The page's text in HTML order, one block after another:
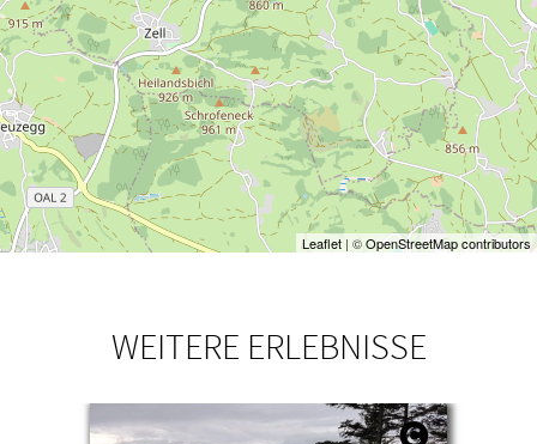
Leaflet | ©OpenStreetMap contributors
WEITERE ERLEBNISSE